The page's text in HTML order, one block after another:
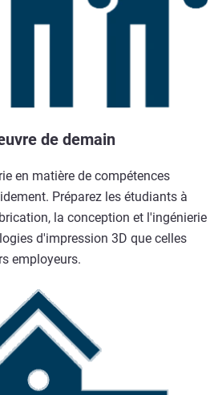
de demain
en matière de compétences
Préparez les étudiants à
la conception et l'ingénierie
d'impression 3D que celles
employeurs.